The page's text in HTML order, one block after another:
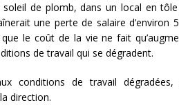
soleil de plomb, dans un local en
une perte de salaire d’environ
le coût de la vie ne fait
de travail qui se dégradent.
conditions de travail
direction.